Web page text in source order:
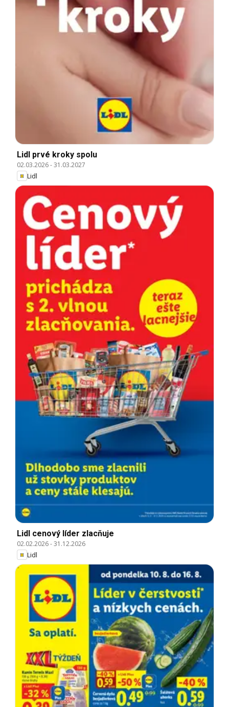
Lidl prvé kroky spolu
02.03.2026-31.03.2027
Lidl
Lidl cenový líder zlacňuje
02.02.2026-31.12.2026
Lidl